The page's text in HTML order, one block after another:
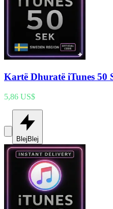
Kartë Dhuratë iTunes 50
5,86 US$
Blej Blej